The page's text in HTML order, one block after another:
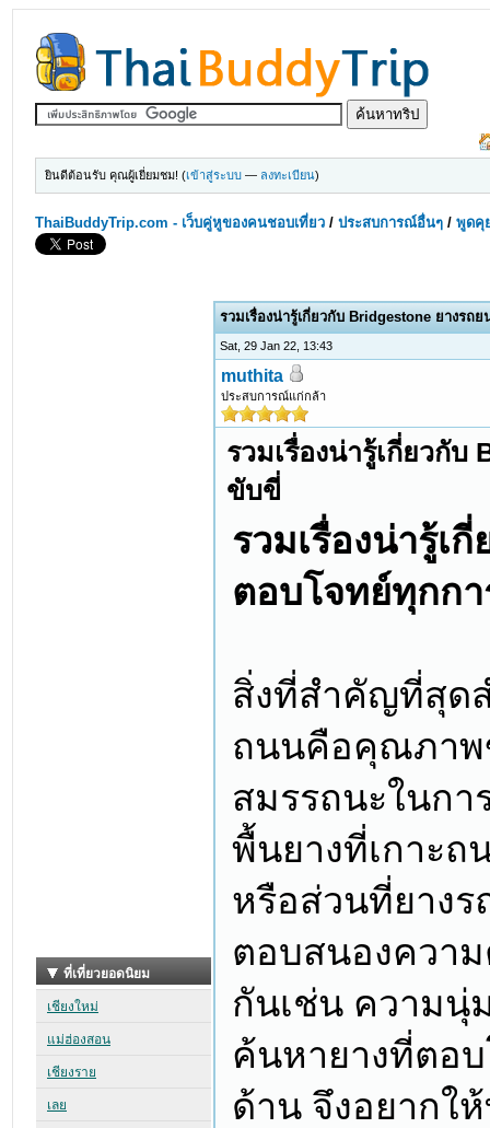
ยินดีต้อนรับ คุณผู้เยี่ยมชม! (เข้าสู่ระบบ — ลงทะเบียน)
ThaiBuddyTrip.com - เว็บคู่หูของคนชอบเที่ยว /ประสบการณ์อื่นๆ /พูดคุ
รวมเรื่องน่ารู้เกี่ยวกับ Bridgestone ยางร
Sat, 29 Jan 22, 13:43
muthita
ประสบการณ์แก่กล้า
รวมเรื่องน่ารู้เกี่ยวกั
ขับขี่
รวมเรื่องน่ารู้เ
ตอบโจทย์ทุกก
สิ่งที่สำคัญที่สุด
ถนนคือคุณภาพ
สมรรถนะในกา
พื้นยางที่เกาะ
หรือส่วนที่ยาง
ตอบสนองควา
กันเช่น ความนุ่
ค้นหายางที่ตอ
ด้าน จึงอยากใ